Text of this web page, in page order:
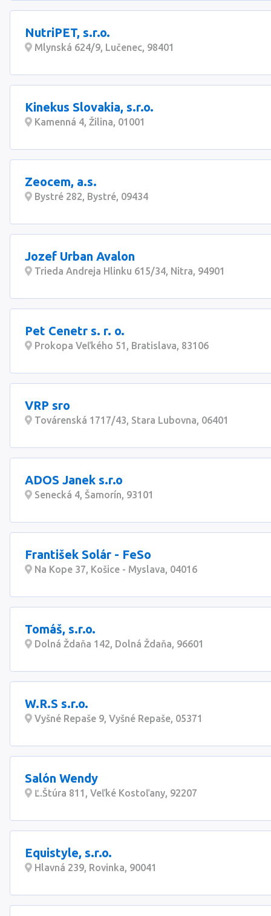
NutriPET, s.r.o.
Mlynská 624/9, Lučenec, 98401
Kinekus Slovakia, s.r.o.
Kamenná 4, Žilina, 01001
Zeocem, a.s.
Bystré 282, Bystré, 09434
Jozef Urban Avalon
Trieda Andreja Hlinku 615/34, Nitra, 94901
Pet Cenetr s. r. o.
Prokopa Veľkého 51, Bratislava, 83106
VRP sro
Továrenská 1717/43, Stara Lubovna, 06401
ADOS Janek s.r.o
Senecká 4, Šamorín, 93101
František Solár - FeSo
Na Kope 37, Košice - Myslava, 04016
Tomáš, s.r.o.
Dolná Ždaňa 142, Dolná Ždaňa, 96601
W.R.S s.r.o.
Vyšné Repaše 9, Vyšné Repaše, 05371
Salón Wendy
Ľ.Štúra 811, Veľké Kostoľany, 92207
Equistyle, s.r.o.
Hlavná 239, Rovinka, 90041